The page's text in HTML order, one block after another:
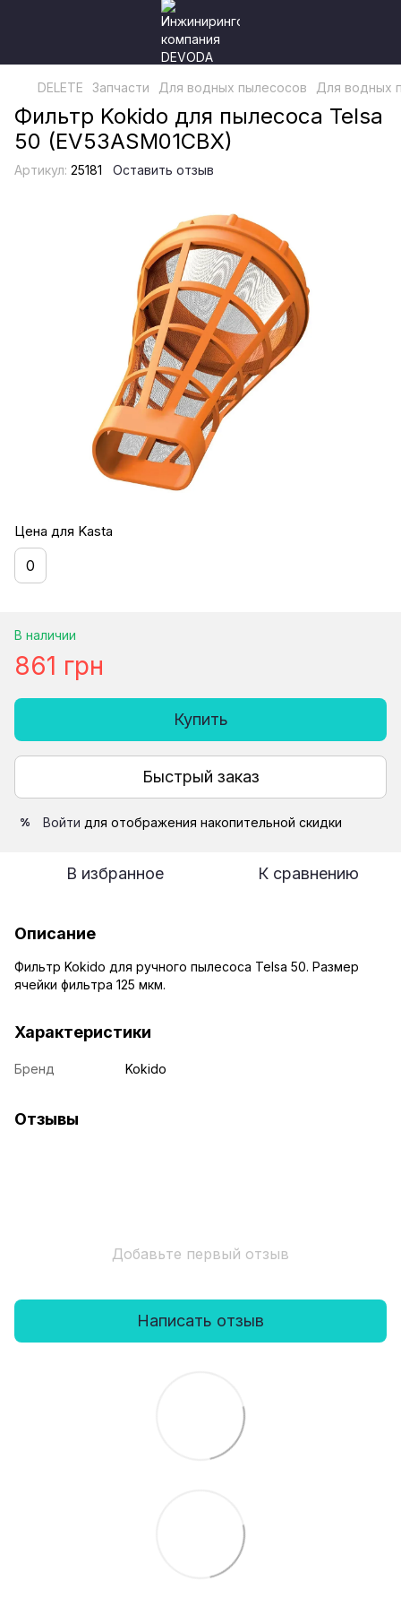
DELETE Запчасти Для водных пылесосов Для водных
Фильтр Kokido для пылесоса Telsa
50 (EV53ASM01CBX)
Артикул: 25181 Оставить отзыв
Цена для Kasta
0
В наличии
861 грн
Купить
Быстрый заказ
% Войти для отображения накопительной скидки
В избранное К сравнению
Описание
Фильтр Kokido для ручного пылесоса Telsa 50. Размер
ячейки фильтра 125 мкм.
Характеристики
Бренд Kokido
Отзывы
Добавьте первый отзыв
Написать отзыв